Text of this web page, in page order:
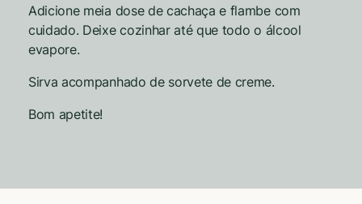
Adicione meia dose de cachaça e flambe com
cuidado. Deixe cozinhar até que todo o álcool
evapore.
Sirva acompanhado de sorvete de creme.
Bom apetite!